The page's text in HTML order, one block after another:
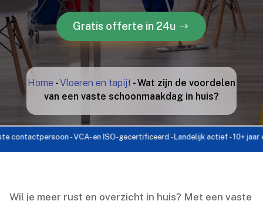
Gratis offerte in 24u
Home -Vloeren en tapijt -Wat zijn de voordelen
van een vaste schoonmaakdag in huis?
- VCA- en ISO-gecertificeerd - Landelijk actief - 10+ jaar
Wil je meer rust en overzicht in huis? Met een vaste